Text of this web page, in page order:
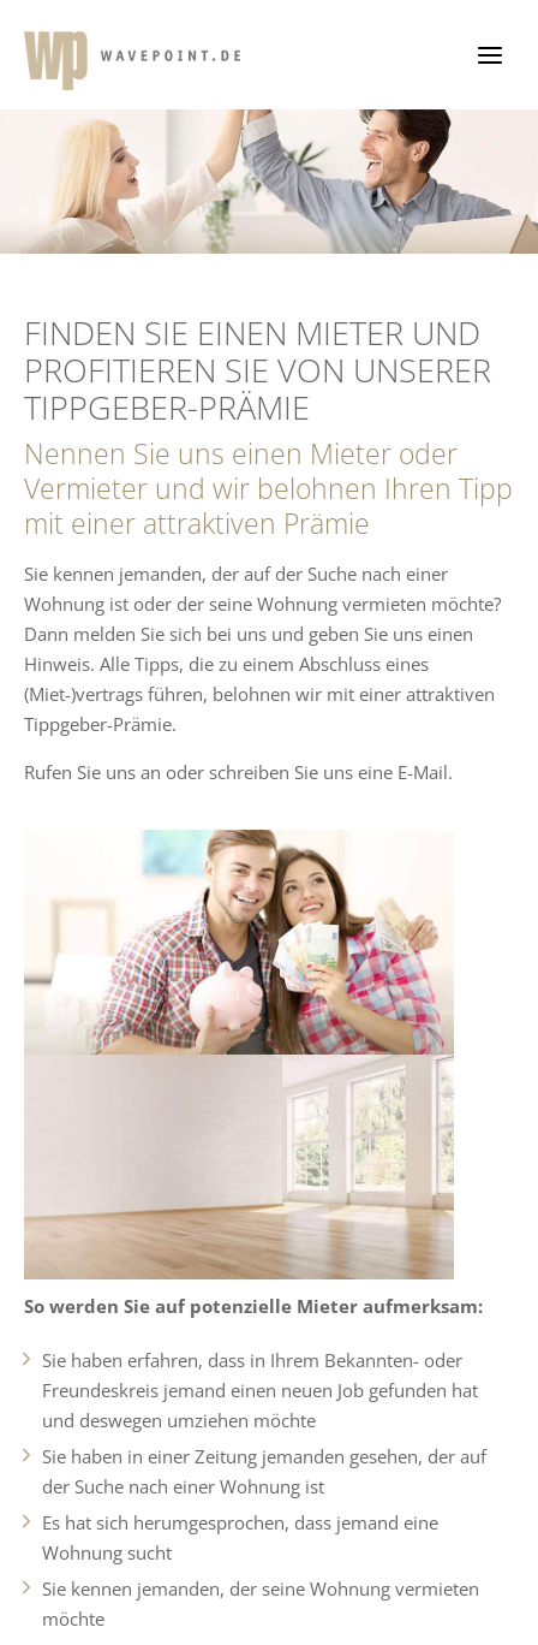
Inhalt
springen
FINDEN SIE EINEN MIETER UND
PROFITIEREN SIE VON UNSERER
TIPPGEBER-PRÄMIE
Nennen Sie uns einen Mieter oder
Vermieter und wir belohnen Ihren Tipp
mit einer attraktiven Prämie
Sie kennen jemanden, der auf der Suche nach einer
Wohnung ist oder der seine Wohnung vermieten möchte?
Dann melden Sie sich bei uns und geben Sie uns einen
Hinweis. Alle Tipps, die zu einem Abschluss eines
(Miet-)vertrags führen, belohnen wir mit einer attraktiven
Tippgeber-Prämie.
Rufen Sie uns an oder schreiben Sie uns eine E-Mail.
So werden Sie auf potenzielle Mieter aufmerksam:
Sie haben erfahren, dass in Ihrem Bekannten- oder
Freundeskreis jemand einen neuen Job gefunden hat
und deswegen umziehen möchte
Sie haben in einer Zeitung jemanden gesehen, der auf
der Suche nach einer Wohnung ist
Es hat sich herumgesprochen, dass jemand eine
Wohnung sucht
Sie kennen jemanden, der seine Wohnung vermieten
möchte